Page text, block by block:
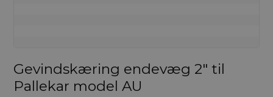
Gevindskæring endevæg 2" til
Pallekar model AU